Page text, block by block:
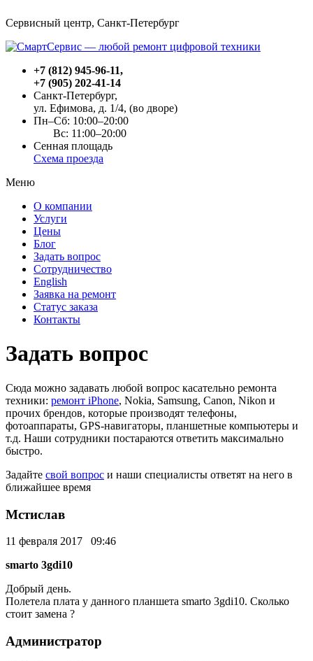
Сервисный центр, Cанкт-Петербург
+7 (812) 945-96-11,
+7 (905) 202-41-14
Санкт-Петербург,
ул. Ефимова, д. 1/4, (во дворе)
Пн–Сб: 10:00–20:00
Вс: 11:00–20:00
Сенная площадь
Схема проезда
Меню
О компании
Услуги
Цены
Блог
Задать вопрос
Сотрудничество
English
Заявка на ремонт
Статус заказа
Контакты
Задать вопрос
Сюда можно задавать любой вопрос касательно ремонта
техники: ремонт iPhone, Nokia, Samsung, Canon, Nikon и
прочих брендов, которые производят телефоны,
фотоаппараты, GPS-навигаторы, планшетные компьютеры и
т.д. Наши сотрудники постараются ответить максимально
быстро.
Задайте свой вопрос и наши специалисты ответят на него в
ближайшее время
Мстислав
11 февраля 2017 09:46
smarto 3gdi10
Добрый день.
Полетела плата у данного планшета smarto 3gdi10. Сколько
стоит замена ?
Администратор